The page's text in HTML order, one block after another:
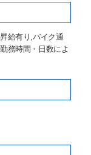
給有り,バイク通
務時間・日数によ